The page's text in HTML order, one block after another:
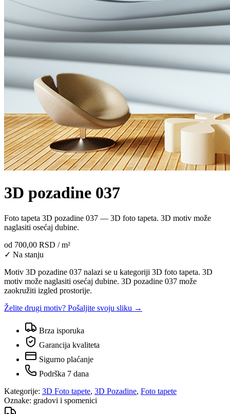
3D pozadine 037
Foto tapeta 3D pozadine 037 — 3D foto tapeta. 3D motiv može
naglasiti osećaj dubine.
od 700,00 RSD / m²
✓ Na stanju
Motiv 3D pozadine 037 nalazi se u kategoriji 3D foto tapeta. 3D
motiv može naglasiti osećaj dubine. 3D pozadine 037 može
zaokružiti izgled prostorije.
Želite drugi motiv? Pošaljite svoju sliku →
Brza isporuka
Garancija kvaliteta
Sigurno plaćanje
Podrška 7 dana
Kategorije: 3D Foto tapete, 3D Pozadine, Foto tapete
Oznake: gradovi i spomenici